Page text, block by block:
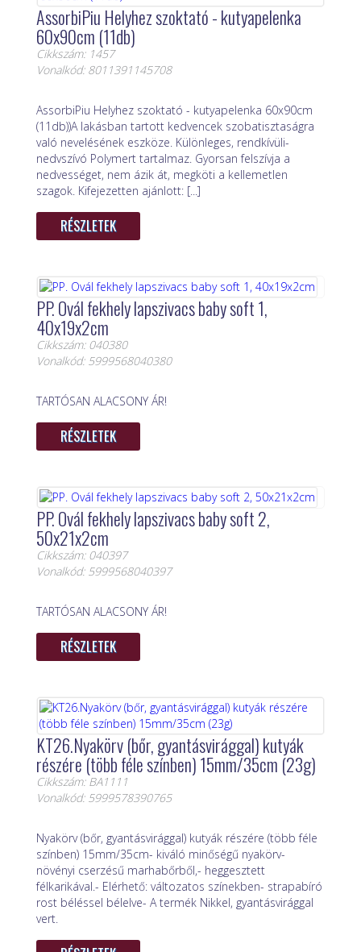
AssorbiPiu Helyhez szoktató - kutyapelenka
60x90cm (11db)
Cikkszám: 1457
Vonalkód: 8011391145708
AssorbiPiu Helyhez szoktató - kutyapelenka 60x90cm
(11db))A lakásban tartott kedvencek szobatisztaságra
való nevelésének eszköze. Különleges, rendkívüli-
nedvszívó Polymert tartalmaz. Gyorsan felszívja a
nedvességet, nem ázik át, megköti a kellemetlen
szagok. Kifejezetten ajánlott: [...]
RÉSZLETEK
PP. Ovál fekhely lapszivacs baby soft 1,
40x19x2cm
Cikkszám: 040380
Vonalkód: 5999568040380
TARTÓSAN ALACSONY ÁR!
RÉSZLETEK
PP. Ovál fekhely lapszivacs baby soft 2,
50x21x2cm
Cikkszám: 040397
Vonalkód: 5999568040397
TARTÓSAN ALACSONY ÁR!
RÉSZLETEK
KT26.Nyakörv (bőr, gyantásvirággal) kutyák
részére (több féle színben) 15mm/35cm (23g)
Cikkszám: BA1111
Vonalkód: 5999578390765
Nyakörv (bőr, gyantásvirággal) kutyák részére (több féle
színben) 15mm/35cm- kiváló minőségű nyakörv-
növényi cserzésű marhabőrből,- heggesztett
félkarikával.- Elérhető: változatos színekben- strapabíró
rost béléssel bélelve- A termék Nikkel, gyantásvirággal
vert.